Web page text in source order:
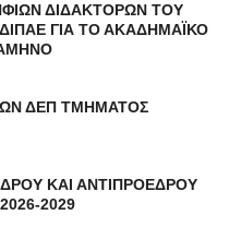
ΔΙΔΑΚΤΟΡΩΝ ΤΟΥ
ΓΙΑ ΤΟ ΑΚΑΔΗΜΑΪΚΟ
ΔΕΠ ΤΜΗΜΑΤΟΣ
ΚΑΙ ΑΝΤΙΠΡΟΕΔΡΟΥ
2029